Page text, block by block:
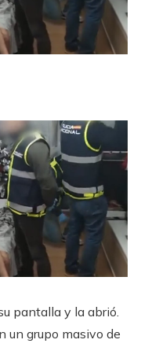
pantalla y la abrió.
un grupo masivo de